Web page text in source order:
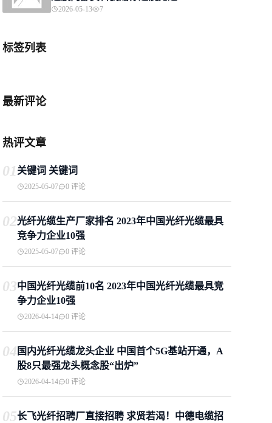
2026-05-13 7
标签列表
最新评论
热评文章
01关键词 关键词
2025-05-07 0 评论
02光纤光缆生产厂家排名 2023年中国光纤光缆最具
竞争力企业10强
2025-05-07 0 评论
03中国光纤光缆前10名 2023年中国光纤光缆最具竞
争力企业10强
2026-04-14 0 评论
04 国内光纤光缆龙头企业 中国首个5G基站开通，A
股8只最强龙头概念股“出炉”
2026-04-14 0 评论
05长飞光纤招聘厂直接招聘 求贤若渴！中德电缆招